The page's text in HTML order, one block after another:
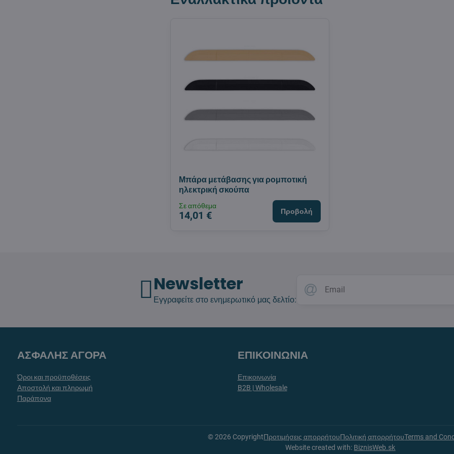
Μπάρα μετάβασης για ρομποτική
ηλεκτρική σκούπα
Σε απόθεμα
14,01 € Προβολή
Newsletter
Εγγραφείτε στο ενημερωτικό μας δελτίο:
ΑΣΦΑΛΗΣ ΑΓΟΡΑ
Όροι και προϋποθέσεις
Αποστολή και πληρωμή
Παράπονα
ΕΠΙΚΟΙΝΩΝΙΑ
Επικοινωνία
B2B | Wholesale
©2026 CopyrightΠροτιμήσεις απορρήτουΠολιτική απορρήτουTerms and
Website created with: BiznisWeb.sk